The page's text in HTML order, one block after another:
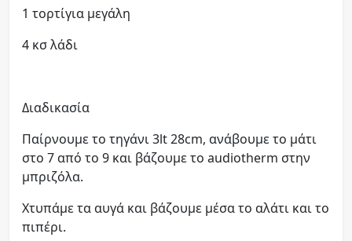
1 τορτίγια μεγάλη
4 κσ λάδι
Διαδικασία
Παίρνουμε το τηγάνι 3lt 28cm, ανάβουμε το μάτι
στο 7 από το 9 και βάζουμε το audiotherm στην
μπριζόλα.
Χτυπάμε τα αυγά και βάζουμε μέσα το αλάτι και το
πιπέρι.